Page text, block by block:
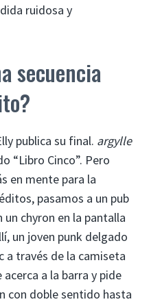
ruidosa y
secuencia
publica su final. argylle
“Libro Cinco”. Pero
en mente para la
pasamos a un pub
un chyron en la pantalla
un joven punk delgado
a través de la camiseta
acerca a la barra y pide
con doble sentido hasta